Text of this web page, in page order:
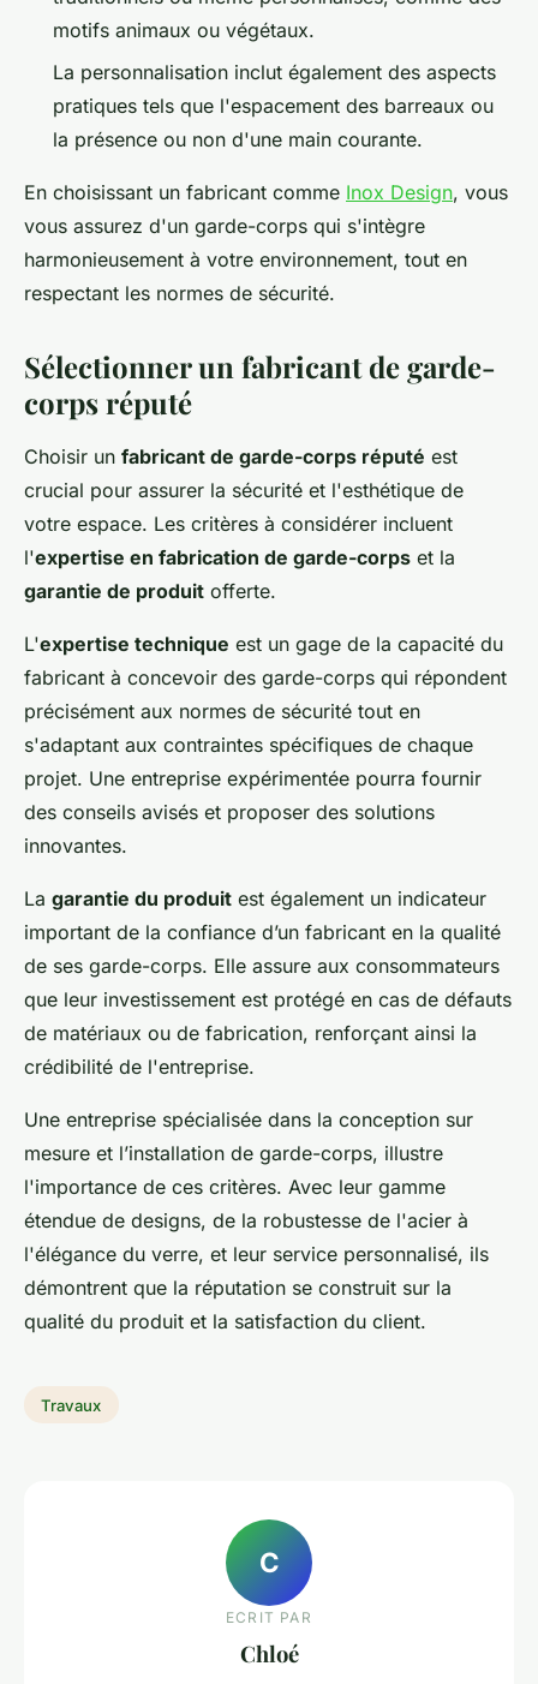
motifs animaux ou végétaux.
La personnalisation inclut également des aspects
pratiques tels que l'espacement des barreaux ou
la présence ou non d'une main courante.
En choisissant un fabricant comme Inox Design, vous
vous assurez d'un garde-corps qui s'intègre
harmonieusement à votre environnement, tout en
respectant les normes de sécurité.
Sélectionner un fabricant de garde-
corps réputé
Choisir un fabricant de garde-corps réputé est
crucial pour assurer la sécurité et l'esthétique de
votre espace. Les critères à considérer incluent
l'expertise en fabrication de garde-corps et la
garantie de produit offerte.
L'expertise technique est un gage de la capacité du
fabricant à concevoir des garde-corps qui répondent
précisément aux normes de sécurité tout en
s'adaptant aux contraintes spécifiques de chaque
projet. Une entreprise expérimentée pourra fournir
des conseils avisés et proposer des solutions
innovantes.
La garantie du produit est également un indicateur
important de la confiance d’un fabricant en la qualité
de ses garde-corps. Elle assure aux consommateurs
que leur investissement est protégé en cas de défauts
de matériaux ou de fabrication, renforçant ainsi la
crédibilité de l'entreprise.
Une entreprise spécialisée dans la conception sur
mesure et l’installation de garde-corps, illustre
l'importance de ces critères. Avec leur gamme
étendue de designs, de la robustesse de l'acier à
l'élégance du verre, et leur service personnalisé, ils
démontrent que la réputation se construit sur la
qualité du produit et la satisfaction du client.
Travaux
C
ECRIT PAR
Chloé